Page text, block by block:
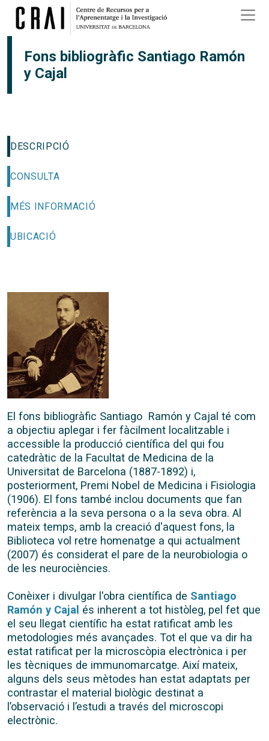
Vés al contingut
Fons bibliogràfic Santiago Ramón
y Cajal
DESCRIPCIÓ
CONSULTA
MÉS INFORMACIÓ
UBICACIÓ
El fons bibliogràfic Santiago Ramón y Cajal té com
a objectiu aplegar i fer fàcilment localitzable i
accessible la producció científica del qui fou
catedràtic de la Facultat de Medicina de la
Universitat de Barcelona (1887-1892) i,
posteriorment, Premi Nobel de Medicina i Fisiologia
(1906). El fons també inclou documents que fan
referència a la seva persona o a la seva obra. Al
mateix temps, amb la creació d'aquest fons, la
Biblioteca vol retre homenatge a qui actualment
(2007) és considerat el pare de la neurobiologia o
de les neurociències.
Conèixer i divulgar l'obra científica de Santiago
Ramón y Cajal és inherent a tot històleg, pel fet que
el seu llegat científic ha estat ratificat amb les
metodologies més avançades. Tot el que va dir ha
estat ratificat per la microscòpia electrònica i per
les tècniques de immunomarcatge. Així mateix,
alguns dels seus mètodes han estat adaptats per
contrastar el material biològic destinat a
l’observació i l’estudi a través del microscopi
electrònic.